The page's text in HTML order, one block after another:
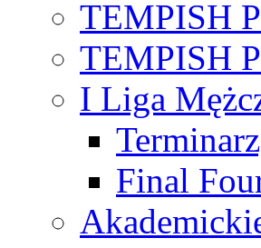
TEMPISH
TEMPISH
I Liga
Final